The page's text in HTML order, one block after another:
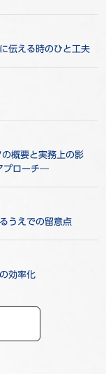
伝える時のひと工夫
概要と実務上の影
プローチ―
うえでの留意点
効率化